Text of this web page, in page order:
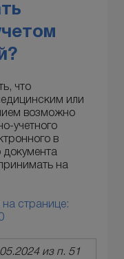
что
или
возможно
учетного
в
документа
на
на странице:
из п. 51